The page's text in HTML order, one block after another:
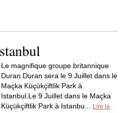
Le magnifique groupe britannique
Duran Duran sera le 9 Juillet dans le
Maçka Küçükçiftlik Park à
Istanbul.Le 9 Juillet dans le Maçka
Küçükçiftlik Park à Istanbu...
Lire la